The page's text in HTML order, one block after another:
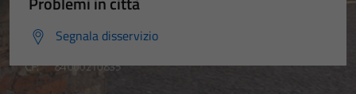
Segnala disservizio